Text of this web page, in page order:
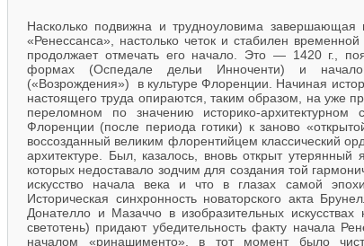
Насколько подвижна и трудноуловима завершающая
«Ренессанса», настолько четок и стабилен
продолжает отмечать его начало. Это — 1420 г.,
формах (Оспедале дельи Инноченти) и начало
(«Возрождения») в культуре Флоренции. Начиная
настоящего труда опираются, таким образом, на уже
переломном по значению историко-
Флоренции (после периода готики) к заново
воссозданный великим флорентийцем классический
архитектуре. Был, казалось, вновь открыт
которых недоставало зодчим для создания той
искусство начала века и что в глазах самой
Историческая синхронность новаторского акта
Донателло и Мазаччо в изобразительных
светотень) придают убедительность факту начала
началом «ринашименто», в тот момент было